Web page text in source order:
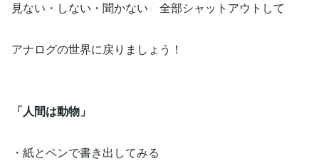
見ない・しない・聞かない 全部シャットアウトして
アナログの世界に戻りましょう！
「人間は動物」
・紙とペンで書き出してみる